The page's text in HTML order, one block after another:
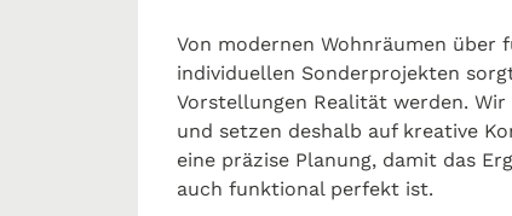
Von modernen Wohnräumen über
individuellen Sonderprojekten
Vorstellungen Realität werden.
und setzen deshalb auf kreative
eine präzise Planung, damit das
auch funktional perfekt ist.